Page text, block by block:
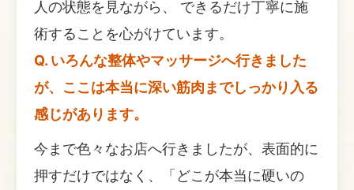
人の状態を見ながら、 できるだけ丁寧に施
術することを心がけています。
Q. いろんな整体やマッサージへ行きました
が、ここは本当に深い筋肉までしっかり入る
感じがあります。
今まで色々なお店へ行きましたが、表面的に
押すだけではなく、「どこが本当に硬いの